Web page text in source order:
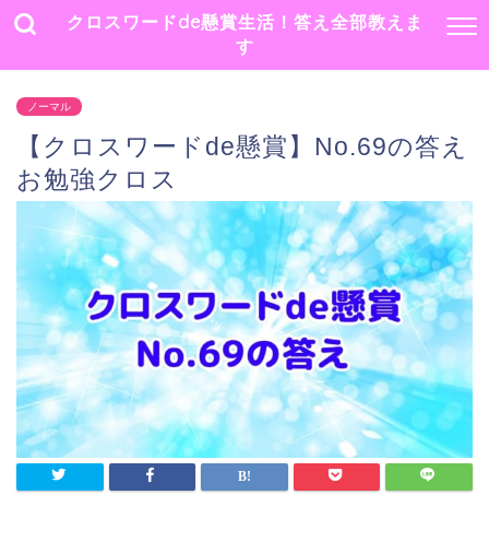
クロスワードde懸賞生活！答え全部教えま
す
ノーマル
【クロスワードde懸賞】No.69の答え
お勉強クロス